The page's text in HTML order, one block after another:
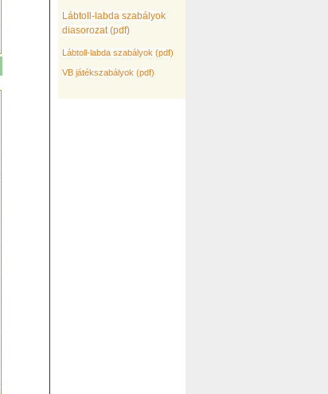
Lábtoll-labda szabályok
diasorozat (pdf)
Lábtoll-labda szabályok (pdf)
VB játékszabályok (pdf)